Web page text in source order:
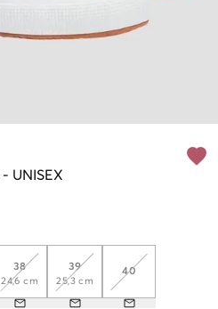
- UNISEX
38
24,6 cm
39
25,3 cm
40